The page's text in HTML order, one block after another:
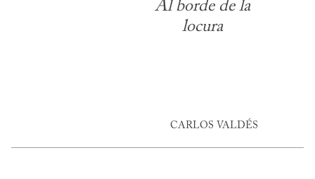
Al borde de la
locura
CARLOS VALDÉS